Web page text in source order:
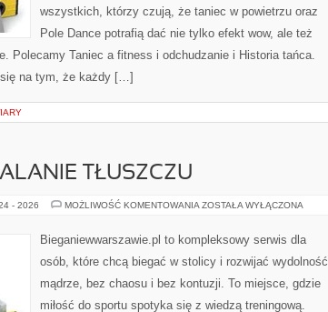
wszystkich, którzy czują, że taniec w powietrzu oraz
Pole Dance potrafią dać nie tylko efekt wow, ale też
Polecamy Taniec a fitness i odchudzanie i Historia tańca.
się na tym, że każdy […]
TŁUSZCZU
- 2026 MOŻLIWOŚĆ KOMENTOWANIA TRENING
TŁUSZCZU
ZOSTAŁA WYŁĄCZONA
Bieganiewwarszawie.pl to kompleksowy serwis dla
osób, które chcą biegać w stolicy i rozwijać wydolność
mądrze, bez chaosu i bez kontuzji. To miejsce, gdzie
miłość do sportu spotyka się z wiedzą treningową.